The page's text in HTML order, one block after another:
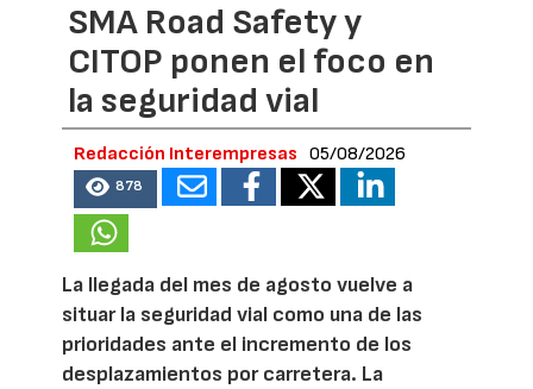
SMA Road Safety y
CITOP ponen el foco en
la seguridad vial
Redacción Interempresas 05/08/2026
878
La llegada del mes de agosto vuelve a
situar la seguridad vial como una de las
prioridades ante el incremento de los
desplazamientos por carretera. La